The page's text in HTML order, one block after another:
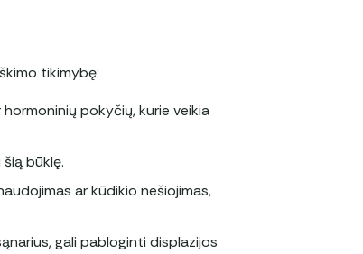
tikimybę:
pokyčių, kurie veikia
būklę.
ar kūdikio nešiojimas,
gali pabloginti displazijos